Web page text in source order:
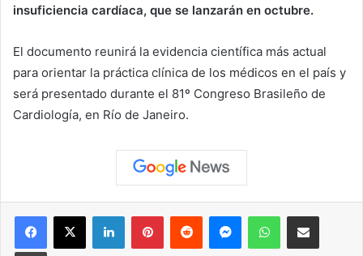
insuficiencia cardíaca, que se lanzarán en octubre.
El documento reunirá la evidencia científica más actual
para orientar la práctica clínica de los médicos en el país y
será presentado durante el 81º Congreso Brasileño de
Cardiología, en Río de Janeiro.
Facebook
X LinkedInPinterestReddit MessengerWhatsAppCompartir vía correo
Imprimir